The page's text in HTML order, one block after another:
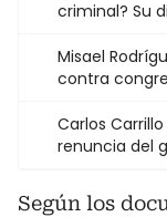
criminal? Su
Misael
contra
Carlos
renuncia del
Según los